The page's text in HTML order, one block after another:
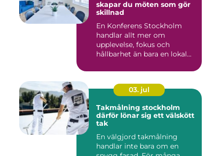
skapar du möten som gör
skillnad
En Konferens Stockholm
handlar allt mer om
upplevelse, fokus och
hållbarhet än bara en lokal
03. jul
Takmålning stockholm
därför lönar sig ett välskött
tak
En välgjord takmålning
handlar inte bara om en